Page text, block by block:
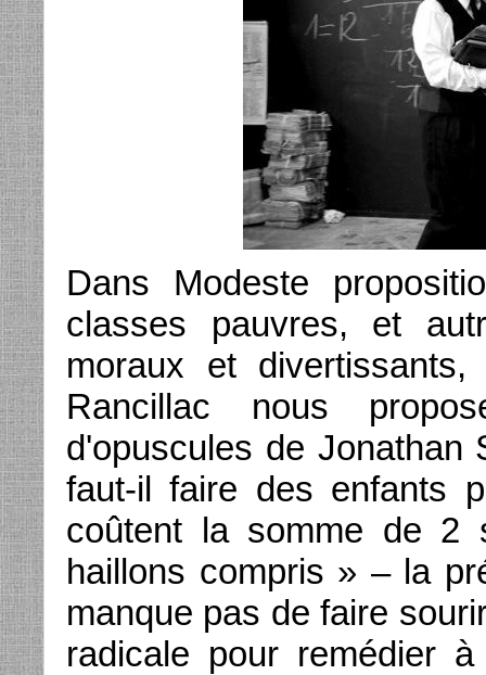
Dans Modeste
classes pauvres, et
moraux et
Rancillac nous
d'opuscules de Jonathan
faut-il faire des enfants
coûtent la somme de 2
haillons compris » – la
manque pas de faire
radicale pour remédier